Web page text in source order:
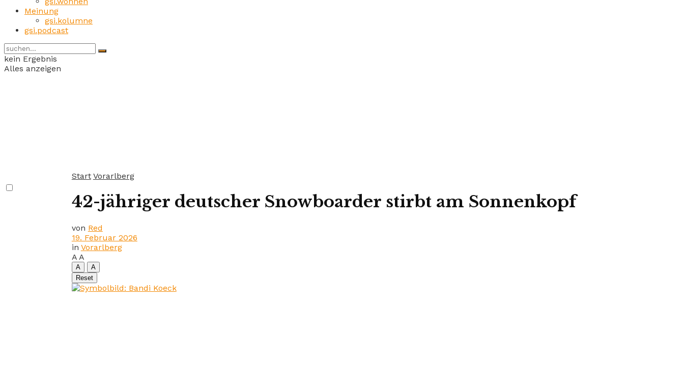
Meinung
gsi.kolumne
gsi.podcast
kein Ergebnis
Alles anzeigen
Start Vorarlberg
42-jähriger deutscher Snowboarder stirbt am Sonnenkopf
von Red
19. Februar 2026
in Vorarlberg
A A
A
A
Reset